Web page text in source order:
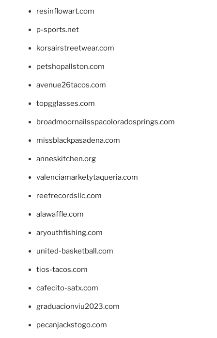
resinflowart.com
p-sports.net
korsairstreetwear.com
petshopallston.com
avenue26tacos.com
topgglasses.com
broadmoornailsspacoloradosprings.com
missblackpasadena.com
anneskitchen.org
valenciamarketytaqueria.com
reefrecordsllc.com
alawaffle.com
aryouthfishing.com
united-basketball.com
tios-tacos.com
cafecito-satx.com
graduacionviu2023.com
pecanjackstogo.com